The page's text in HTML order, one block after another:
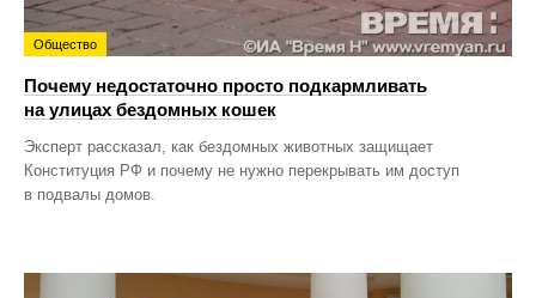
Общество
Почему недостаточно просто подкармливать
на улицах бездомных кошек
Эксперт рассказал, как бездомных животных защищает
Конституция РФ и почему не нужно перекрывать им доступ
в подвалы домов.